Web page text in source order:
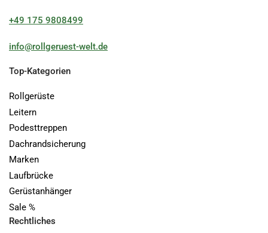
+49 175 9808499
info@rollgeruest-welt.de
Top-Kategorien
Rollgerüste
Leitern
Podesttreppen
Dachrandsicherung
Marken
Laufbrücke
Gerüstanhänger
Sale %
Rechtliches